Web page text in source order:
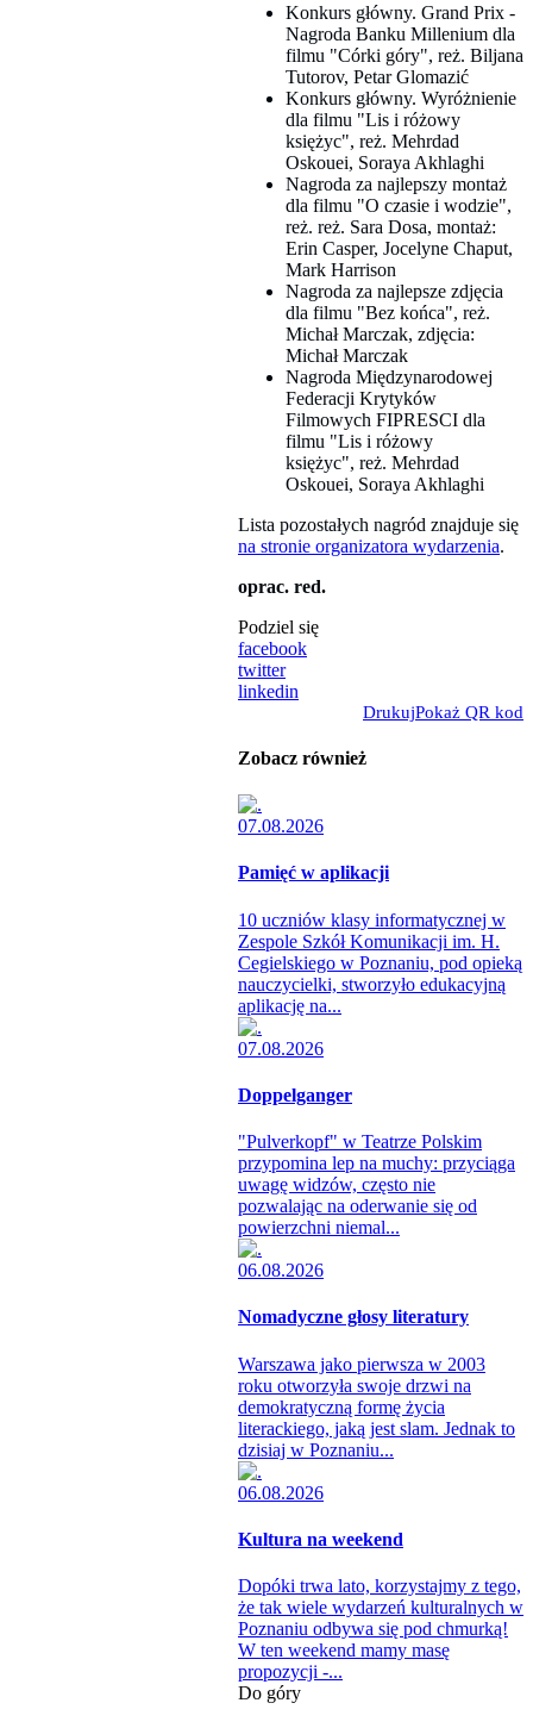
Konkurs główny. Grand Prix -
Nagroda Banku Millenium dla
filmu "Córki góry", reż. Biljana
Tutorov, Petar Glomazić
Konkurs główny. Wyróżnienie
dla filmu "Lis i różowy
księżyc", reż. Mehrdad
Oskouei, Soraya Akhlaghi
Nagroda za najlepszy montaż
dla filmu "O czasie i wodzie",
reż. reż. Sara Dosa, montaż:
Erin Casper, Jocelyne Chaput,
Mark Harrison
Nagroda za najlepsze zdjęcia
dla filmu "Bez końca", reż.
Michał Marczak, zdjęcia:
Michał Marczak
Nagroda Międzynarodowej
Federacji Krytyków
Filmowych FIPRESCI dla
filmu "Lis i różowy
księżyc", reż. Mehrdad
Oskouei, Soraya Akhlaghi
Lista pozostałych nagród znajduje się
na stronie organizatora wydarzenia.
oprac. red.
Podziel się
facebook
twitter
linkedin
DrukujPokaż QR kod
Zobacz również
07.08.2026
Pamięć w aplikacji
10 uczniów klasy informatycznej w
Zespole Szkół Komunikacji im. H.
Cegielskiego w Poznaniu, pod opieką
nauczycielki, stworzyło edukacyjną
aplikację na...
07.08.2026
Doppelganger
"Pulverkopf" w Teatrze Polskim
przypomina lep na muchy: przyciąga
uwagę widzów, często nie
pozwalając na oderwanie się od
powierzchni niemal...
06.08.2026
Nomadyczne głosy literatury
Warszawa jako pierwsza w 2003
roku otworzyła swoje drzwi na
demokratyczną formę życia
literackiego, jaką jest slam. Jednak to
dzisiaj w Poznaniu...
06.08.2026
Kultura na weekend
Dopóki trwa lato, korzystajmy z tego,
że tak wiele wydarzeń kulturalnych w
Poznaniu odbywa się pod chmurką!
W ten weekend mamy masę
propozycji -...
Do góry